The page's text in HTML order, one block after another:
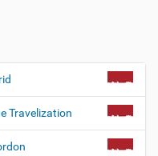
Travelization